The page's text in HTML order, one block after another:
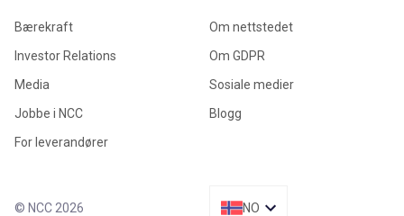
Bærekraft
Investor Relations
Media
Jobbe i NCC
For leverandører
Om nettstedet
Om GDPR
Sosiale medier
Blogg
© NCC 2026 NO